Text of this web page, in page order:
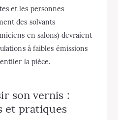
et les personnes
des solvants
en salons) devraient
à faibles émissions
la pièce.
son vernis :
et pratiques